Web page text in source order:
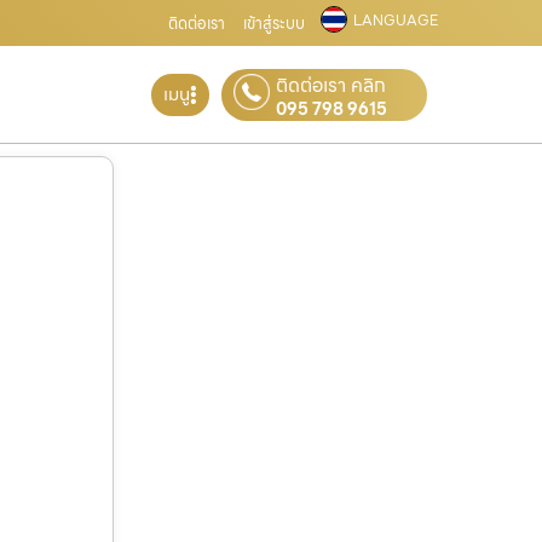
ติดต่อเรา เข้าสู่ระบบ LANGUAGE
เมนู ติดต่อเรา คลิก
095 798 9615